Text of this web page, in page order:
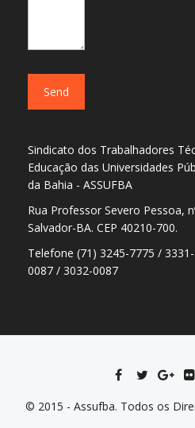
Sindicato dos Trabalhadores
Educação das Universidades
da Bahia - ASSUFBA
Rua Professor Severo Pessoa,
Salvador-BA. CEP 40210-700.
Telefone (71) 3245-7775 /
0087 / 3032-0087
© 2015 - Assufba. Todos os